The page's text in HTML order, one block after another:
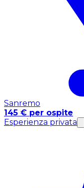
Sanremo
145 € per ospite
Esperienza privata